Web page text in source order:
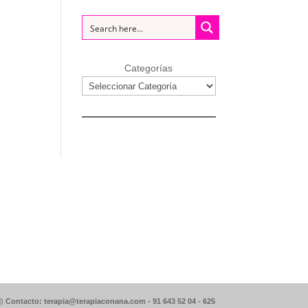
Categorías
Contacto: terapia@terapiaconana.com - 91 643 52 04 - 625